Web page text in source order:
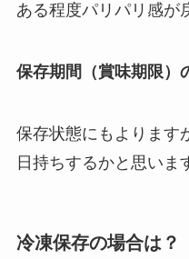
ある程度パリパリ感が
保存期間（賞味期限）
保存状態にもよります
日持ちするかと思いま
冷凍保存の場合は？